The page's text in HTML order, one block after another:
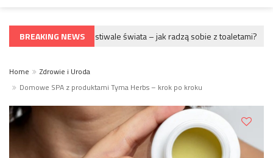
BREAKING NEWS
GWIAZDY Największe festiwale świata – jak radzą sobie z toaletami?
Home
Zdrowie i Uroda
Domowe SPA z produktami Tyma Herbs – krok po kroku